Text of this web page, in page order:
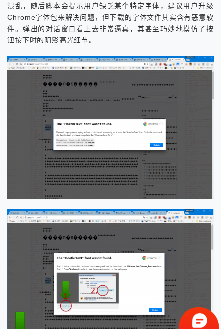
混乱，随后脚本会提示用户缺乏某个特定字体，建议用户升级
Chrome字体包来解决问题，但下载的字体文件其实含有恶意软
件。弹出的对话窗口看上去非常逼真，其甚至巧妙地模仿了按
钮按下时的阴影高光细节。